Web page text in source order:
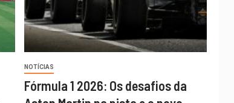
NOTÍCIAS
Fórmula 1 2026: Os desafios da